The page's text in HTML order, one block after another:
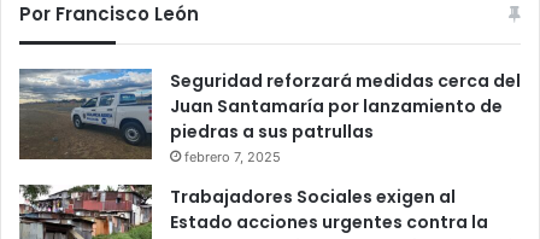
Por Francisco León
Seguridad reforzará medidas cerca del
Juan Santamaría por lanzamiento de
piedras a sus patrullas
febrero 7, 2025
Trabajadores Sociales exigen al
Estado acciones urgentes contra la